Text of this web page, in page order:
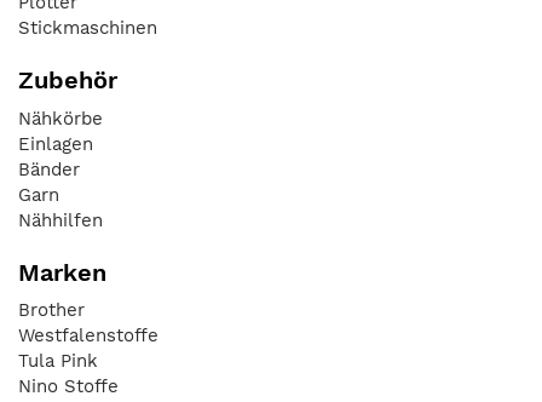
Stickmaschinen
Zubehör
Nähkörbe
Einlagen
Bänder
Garn
Nähhilfen
Marken
Brother
Westfalenstoffe
Tula Pink
Nino Stoffe